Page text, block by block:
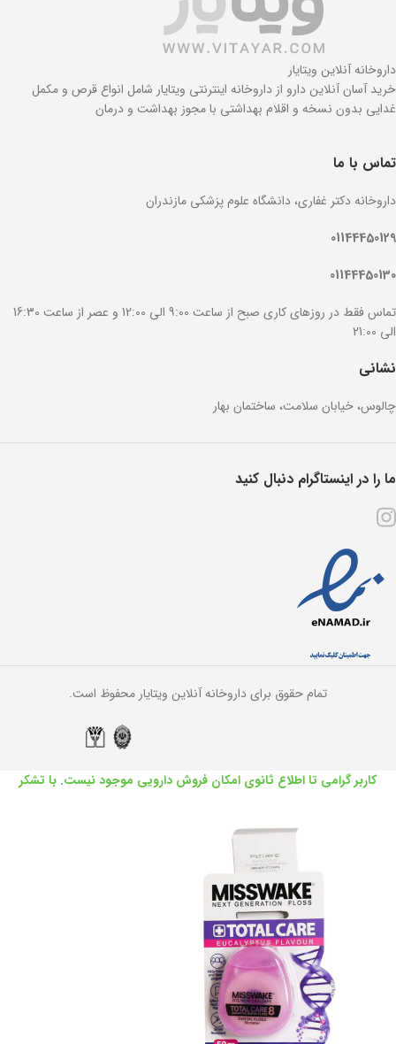
داروخانه آنلاین ویتایار
خرید آسان آنلاین دارو از داروخانه اینترنتی ویتایار شامل انواع قرص و مکمل
غدایی بدون نسخه و اقلام بهداشتی با مجوز بهداشت و درمان
تماس با ما
داروخانه دکتر غفاری، دانشگاه علوم پزشکی مازندران
01144450129
01144450130
تماس فقط در روزهای کاری صبح از ساعت 9:00 الی 12:00 و عصر از ساعت 16:30
الی 21:00
نشانی
چالوس، خیابان سلامت، ساختمان بهار
ما را در اینستاگرام دنبال کنید
تمام حقوق برای داروخانه آنلاین ویتایار محفوظ است.
کاربر گرامی تا اطلاع ثانوی امکان فروش دارویی موجود نیست. با تشکر